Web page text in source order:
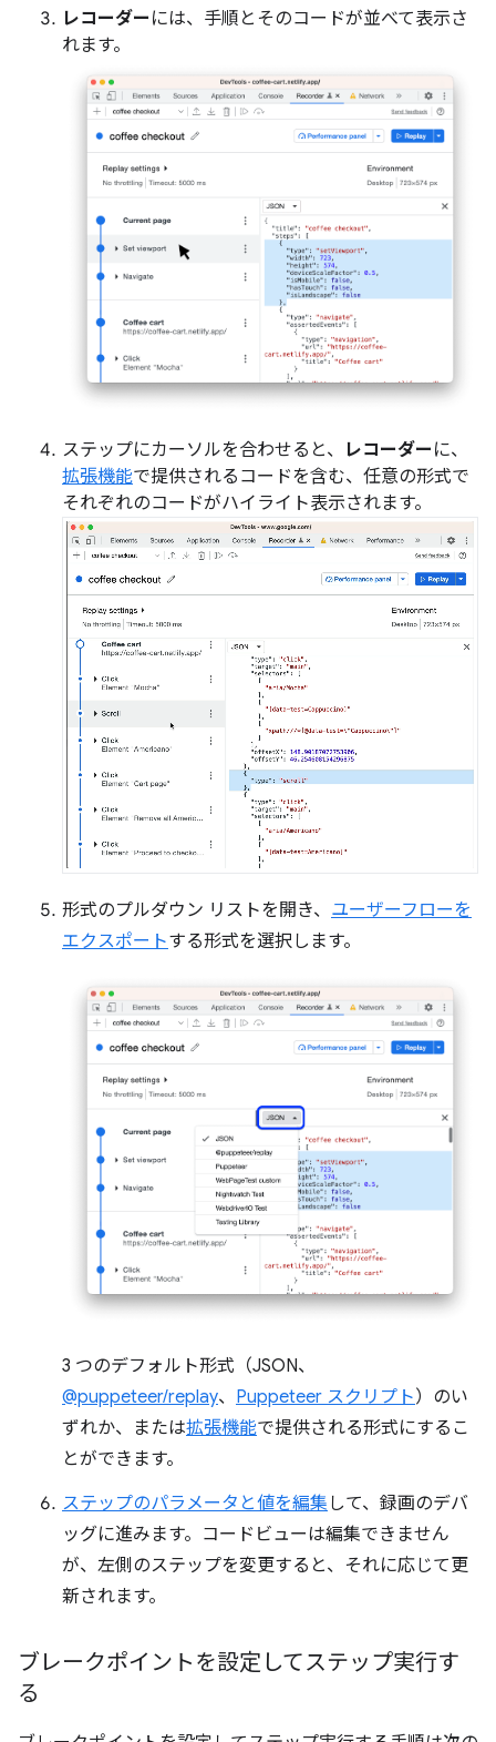
レコーダー には、手順とそのコードが並べて表示さ
れます。
ステップにカーソルを合わせると、 レコーダー に、
拡張機能で提供されるコードを含む、任意の形式で
それぞれのコードがハイライト表示されます。
形式のプルダウン リストを開き、 ユーザーフローを
エクスポートする形式を選択します。
3 つのデフォルト形式（JSON、
@puppeteer/replay、 Puppeteer スクリプト）のい
ずれか、または拡張機能で提供される形式にするこ
とができます。
ステップのパラメータと値を編集 して、録画のデバ
ッグに進みます。コードビューは編集できません
が、左側のステップを変更すると、それに応じて更
新されます。
ブレークポイントを設定してステップ実行す
る